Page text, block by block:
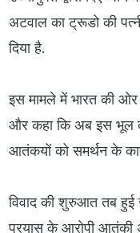
अटवाल का ट्रूडो की
दिया है.
इस मामले में भारत की ओर
और कहा कि अब इस भूल को
आतंकयों को समर्थन के
विवाद की शुरुआत तब
प्रयास के आरोपी आतंकी